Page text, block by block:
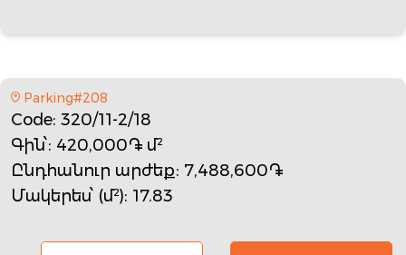
Parking#208
Code: 320/11-2/18
Գին՝: 420,000֏ մ²
Ընդհանուր արժեք: 7,488,600֏
Մակերես՝ (մ²): 17.83